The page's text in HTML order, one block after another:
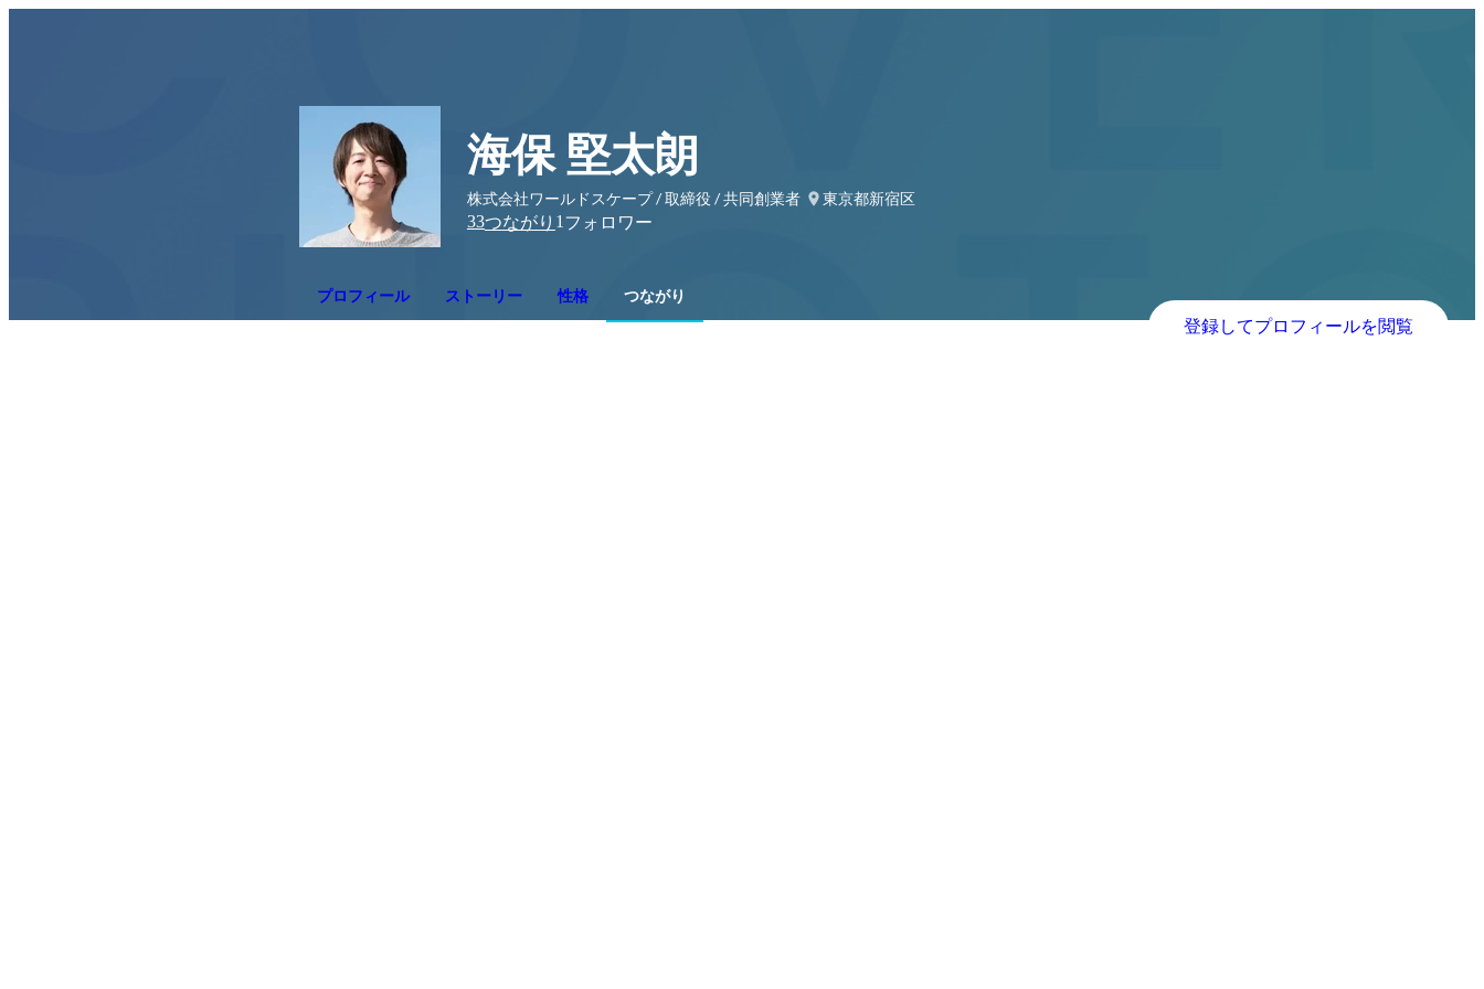
海保 堅太朗
株式会社ワールドスケープ / 取締役 / 共同創業者
東京都新宿区
33つながり 1 フォロワー
プロフィール ストーリー 性格 つながり
登録してプロフィールを閲覧